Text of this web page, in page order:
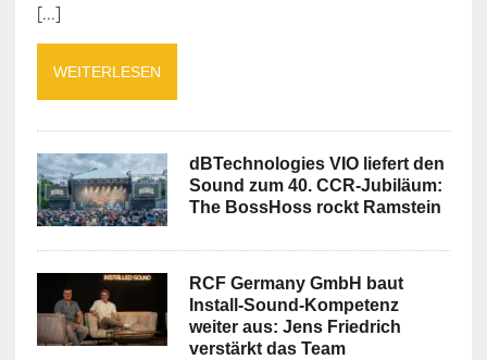
[...]
WEITERLESEN
dBTechnologies VIO liefert den
Sound zum 40. CCR-Jubiläum:
The BossHoss rockt Ramstein
RCF Germany GmbH baut
Install-Sound-Kompetenz
weiter aus: Jens Friedrich
verstärkt das Team